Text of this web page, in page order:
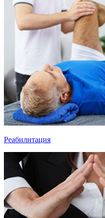
Реабилитация